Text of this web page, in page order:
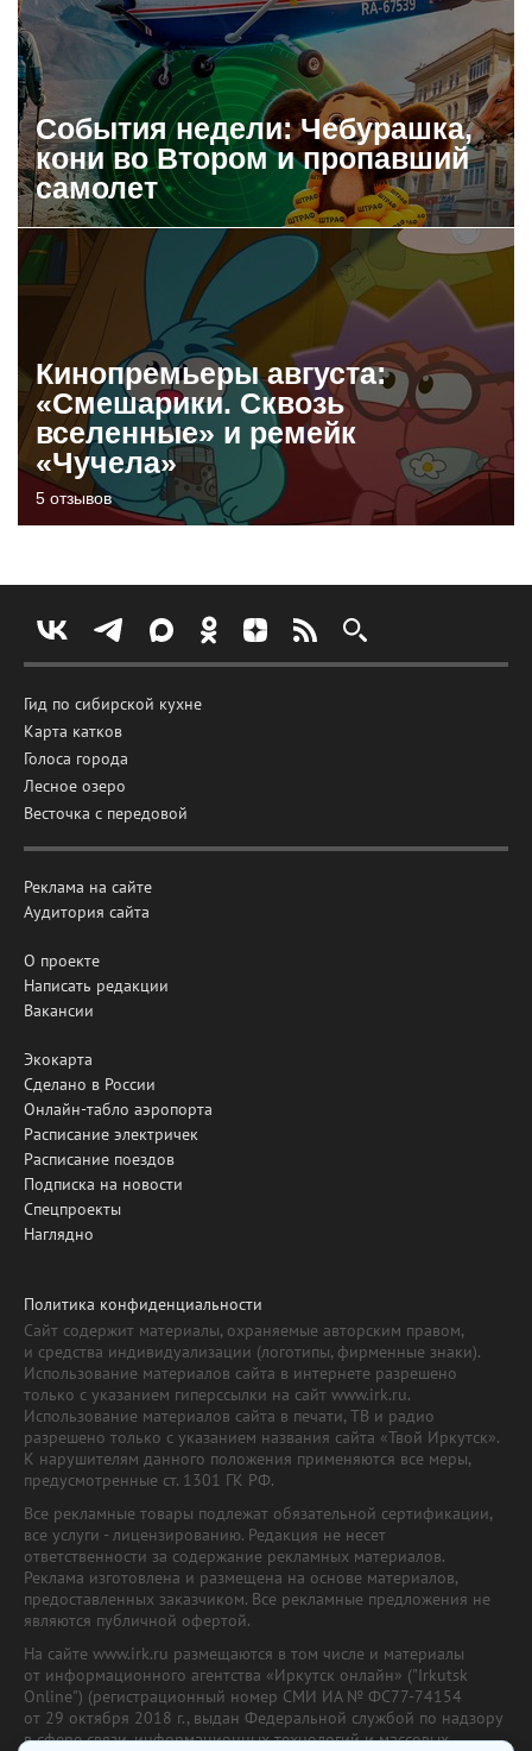
События недели: Чебурашка,
кони во Втором и пропавший
самолет
Кинопремьеры августа:
«Смешарики. Сквозь
вселенные» и ремейк
«Чучела»
5 отзывов
Гид по сибирской кухне
Карта катков
Голоса города
Лесное озеро
Весточка с передовой
Реклама на сайте
Аудитория сайта
О проекте
Написать редакции
Вакансии
Экокарта
Сделано в России
Онлайн-табло аэропорта
Расписание электричек
Расписание поездов
Подписка на новости
Спецпроекты
Наглядно
Политика конфиденциальности
Сайт содержит материалы, охраняемые авторским правом,
и средства индивидуализации (логотипы, фирменные знаки).
Использование материалов сайта в интернете разрешено
только с указанием гиперссылки на сайт www.irk.ru.
Использование материалов сайта в печати, ТВ и радио
разрешено только с указанием названия сайта «Твой Иркутск».
К нарушителям данного положения применяются все меры,
предусмотренные ст. 1301 ГК РФ.
Все рекламные товары подлежат обязательной сертификации,
все услуги - лицензированию. Редакция не несет
ответственности за содержание рекламных материалов.
Реклама изготовлена и размещена на основе материалов,
предоставленных заказчиком. Все рекламные предложения не
являются публичной офертой.
На сайте www.irk.ru размещаются в том числе и материалы
от информационного агентства «Иркутск онлайн» ("Irkutsk
Online") (регистрационный номер СМИ ИА № ФС77-74154
от 29 октября 2018 г., выдан Федеральной службой по надзору
в сфере связи, информационных технологий и массовых